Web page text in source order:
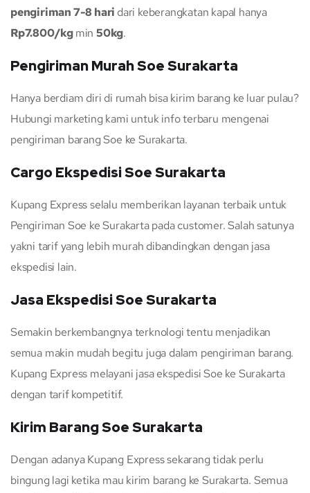
pengiriman 7-8 hari dari keberangkatan kapal hanya
Rp7.800/kgmin50kg.
Pengiriman Murah Soe Surakarta
Hanya berdiam diri di rumah bisa kirim barang ke luar pulau?
Hubungi marketing kami untuk info terbaru mengenai
pengiriman barang Soe ke Surakarta.
Cargo Ekspedisi Soe Surakarta
Kupang Express selalu memberikan layanan terbaik untuk
Pengiriman Soe ke Surakarta pada customer. Salah satunya
yakni tarif yang lebih murah dibandingkan dengan jasa
ekspedisi lain.
Jasa Ekspedisi Soe Surakarta
Semakin berkembangnya terknologi tentu menjadikan
semua makin mudah begitu juga dalam pengiriman barang.
Kupang Express melayani jasa ekspedisi Soe ke Surakarta
dengan tarif kompetitif.
Kirim Barang Soe Surakarta
Dengan adanya Kupang Express sekarang tidak perlu
bingung lagi ketika mau kirim barang ke Surakarta. Semua